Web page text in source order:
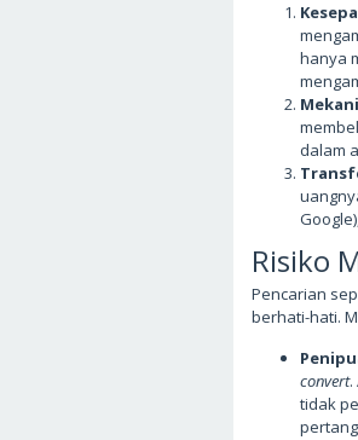
hanya
dalam
Risiko
Pencarian
berhati-hati.
convert.
tidak